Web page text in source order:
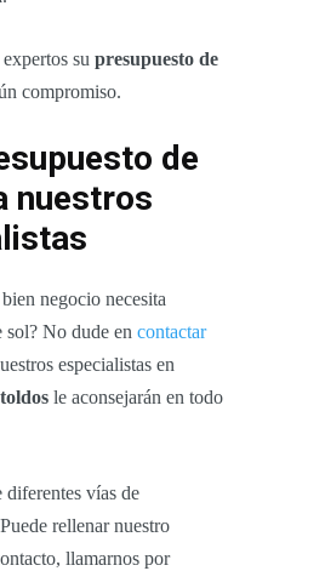
su presupuesto de
compromiso.
de
nuestros
negocio necesita
sol? No dude en contactar
especialistas en
le aconsejarán en todo
diferentes vías de
rellenar nuestro
llamarnos por